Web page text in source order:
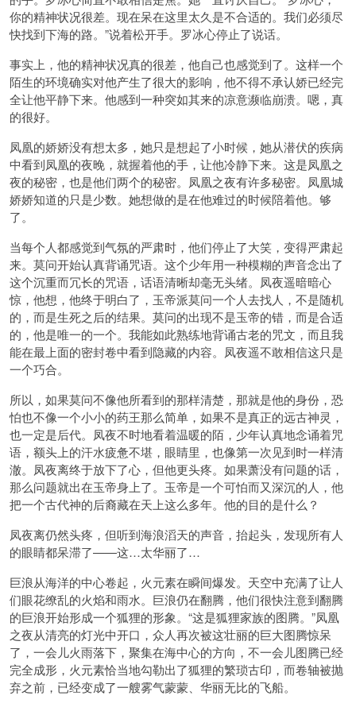
你的精神状况很差。现在呆在这里太久是不合适的。我们必须尽
快找到下海的路。”说着松开手。罗冰心停止了说话。
事实上，他的精神状况真的很差，他自己也感觉到了。这样一个
陌生的环境确实对他产生了很大的影响，他不得不承认娇已经完
全让他平静下来。他感到一种突如其来的凉意濒临崩溃。嗯，真
的很好。
凤凰的娇娇没有想太多，她只是想起了小时候，她从潜伏的疾病
中看到凤凰的夜晚，就握着他的手，让他冷静下来。这是凤凰之
夜的秘密，也是他们两个的秘密。凤凰之夜有许多秘密。凤凰城
娇娇知道的只是少数。她想做的是在他难过的时候陪着他。够
了。
当每个人都感觉到气氛的严肃时，他们停止了大笑，变得严肃起
来。莫问开始认真背诵咒语。这个少年用一种模糊的声音念出了
这个沉重而冗长的咒语，话语清晰却毫无头绪。凤夜遥暗暗心
惊，他想，他终于明白了，玉帝派莫问一个人去找人，不是随机
的，而是生死之后的结果。莫问的出现不是玉帝的错，而是合适
的，他是唯一的一个。我能如此熟练地背诵古老的咒文，而且我
能在最上面的密封卷中看到隐藏的内容。凤夜遥不敢相信这只是
一个巧合。
所以，如果莫问不像他所看到的那样清楚，那就是他的身份，恐
怕也不像一个小小的药王那么简单，如果不是真正的远古神灵，
也一定是后代。凤夜不时地看着温暖的陌，少年认真地念诵着咒
语，额头上的汗水疲惫不堪，眼睛里，也像第一次见到时一样清
澈。凤夜离终于放下了心，但他更头疼。如果萧没有问题的话，
那么问题就出在玉帝身上了。玉帝是一个可怕而又深沉的人，他
把一个古代神的后裔藏在天上这么多年。他的目的是什么？
凤夜离仍然头疼，但听到海浪滔天的声音，抬起头，发现所有人
的眼睛都呆滞了——这…太华丽了…
巨浪从海洋的中心卷起，火元素在瞬间爆发。天空中充满了让人
们眼花缭乱的火焰和雨水。巨浪仍在翻腾，他们很快注意到翻腾
的巨浪开始形成一个狐狸的形象。“这是狐狸家族的图腾。”凤凰
之夜从清亮的灯光中开口，众人再次被这壮丽的巨大图腾惊呆
了，一会儿火雨落下，聚集在海中心的方向，不一会儿图腾已经
完全成形，火元素恰当地勾勒出了狐狸的繁琐古印，而卷轴被抛
弃之前，已经变成了一艘雾气蒙蒙、华丽无比的飞船。